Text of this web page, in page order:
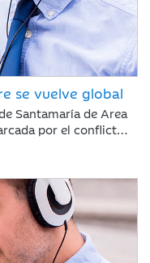
se vuelve global
Santamaría de Area
por el conflicto,
de crudo con
sus ataques con